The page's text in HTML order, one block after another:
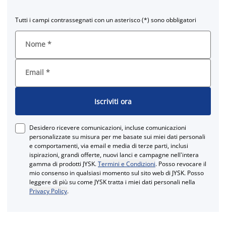
Tutti i campi contrassegnati con un asterisco (*) sono obbligatori
Nome *
Email *
Iscriviti ora
Desidero ricevere comunicazioni, incluse comunicazioni
personalizzate su misura per me basate sui miei dati personali
e comportamenti, via email e media di terze parti, inclusi
ispirazioni, grandi offerte, nuovi lanci e campagne nell'intera
gamma di prodotti JYSK.Termini e Condizioni. Posso revocare il
mio consenso in qualsiasi momento sul sito web di JYSK. Posso
leggere di più su come JYSK tratta i miei dati personali nella
Privacy Policy.